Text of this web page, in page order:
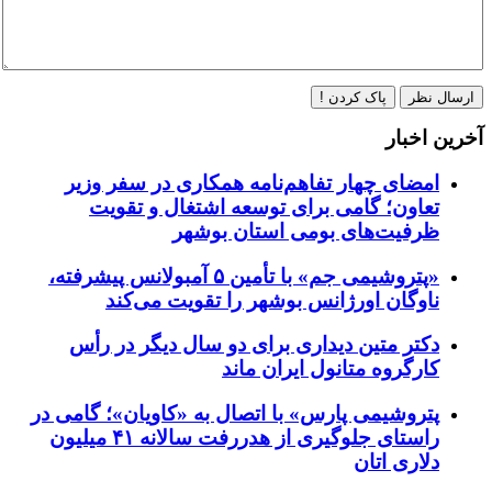
ارسال نظر پاک کردن !
آخرین اخبار
امضای چهار تفاهم‌نامه همکاری در سفر وزیر
تعاون؛ گامی برای توسعه اشتغال و تقویت
ظرفیت‌های بومی استان بوشهر
«پتروشیمی جم» با تأمین ۵ آمبولانس پیشرفته،
ناوگان اورژانس بوشهر را تقویت می‌کند
دکتر متین دیداری برای دو سال دیگر در رأس
کارگروه متانول ایران ماند
پتروشیمی پارس» با اتصال به «کاویان»؛ گامی در
راستای جلوگیری از هدررفت سالانه ۴۱ میلیون
دلاری اتان